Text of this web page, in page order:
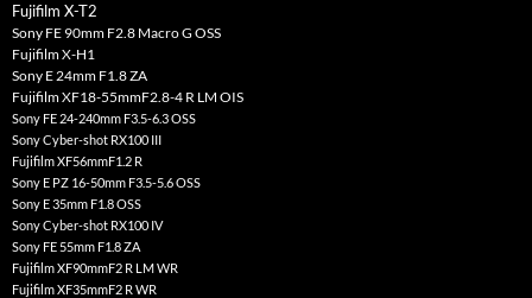
Fujifilm X-T2
Sony FE 90mm F2.8 Macro G OSS
Fujifilm X-H1
Sony E 24mm F1.8 ZA
Fujifilm XF18-55mmF2.8-4 R LM OIS
Sony FE 24-240mm F3.5-6.3 OSS
Sony Cyber-shot RX100 III
Fujifilm XF56mmF1.2 R
Sony E PZ 16-50mm F3.5-5.6 OSS
Sony E 35mm F1.8 OSS
Sony Cyber-shot RX100 IV
Sony FE 55mm F1.8 ZA
Fujifilm XF90mmF2 R LM WR
Fujifilm XF35mmF2 R WR